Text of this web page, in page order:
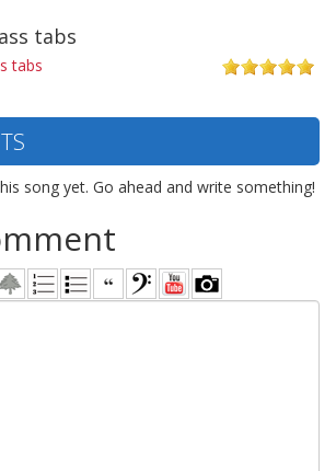
tabs
tabs
song yet. Go ahead and write something!